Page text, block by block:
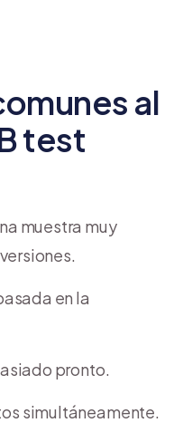
al
test
muestra muy
en la
pronto.
simultáneamente.